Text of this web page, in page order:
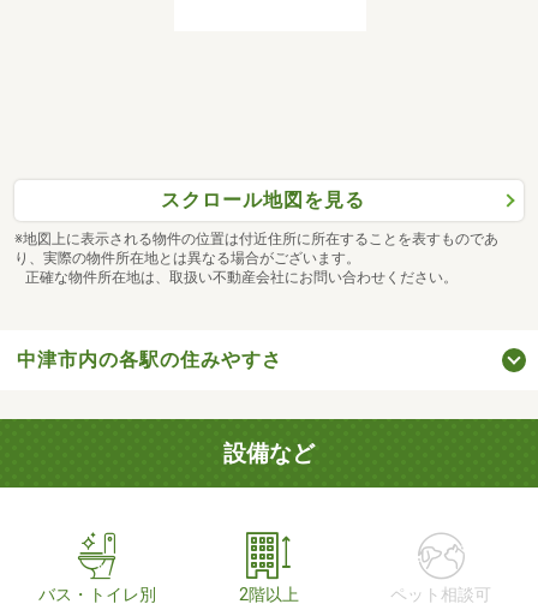
スクロール地図を見る
※地図上に表示される物件の位置は付近住所に所在することを表すものであ
り、実際の物件所在地とは異なる場合がございます。
正確な物件所在地は、取扱い不動産会社にお問い合わせください。
中津市内の各駅の住みやすさ
設備など
バス・トイレ別 2階以上 ペット相談可